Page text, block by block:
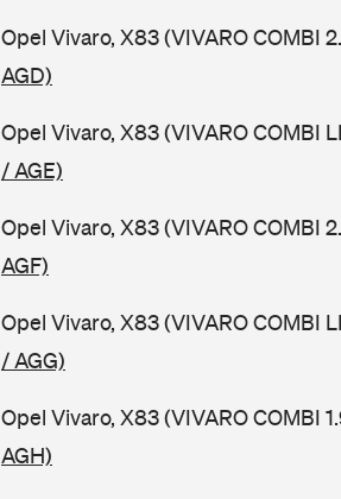
Opel Vivaro, X83 (VIVARO COMBI
AGD)
Opel Vivaro, X83 (VIVARO COMBI
/ AGE)
Opel Vivaro, X83 (VIVARO COMBI
AGF)
Opel Vivaro, X83 (VIVARO COMBI
/ AGG)
Opel Vivaro, X83 (VIVARO COMBI
AGH)